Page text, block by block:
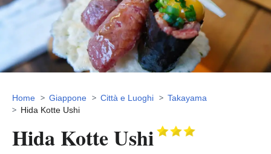
Home Giappone Città e Luoghi
Takayama
Hida Kotte Ushi
Hida Kotte Ushi